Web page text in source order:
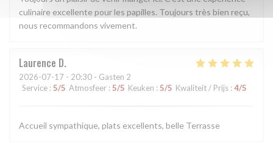
culinaire excellente pour les papilles. Toujours très bien reçu,
nous recommandons vivement.
Laurence D
2026-07-17 - 20:30 - Gasten 2
Service : 5/5 Atmosfeer : 5/5 Keuken : 5/5 Kwaliteit / Prijs : 4/5
Accueil sympathique, plats excellents, belle Terrasse